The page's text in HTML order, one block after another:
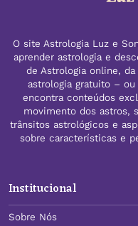
O site Astrologia Luz e
aprender astrologia e
de Astrologia online,
astrologia gratuito –
encontra conteúdos
movimento dos astros,
trânsitos astrológicos e
sobre características e
Institucional
Sobre Nós